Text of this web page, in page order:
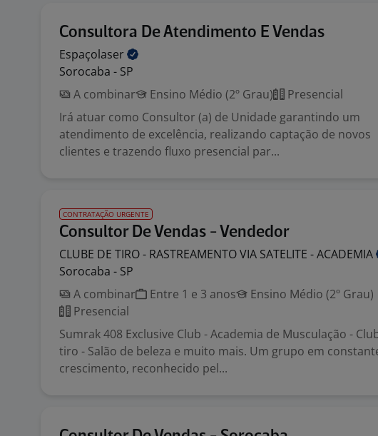
Consultora De Atendimento E Vendas
Espaçolaser
Sorocaba - SP
A combinar
Ensino Médio (2º Grau)
Presencial
Irá atuar como Consultor (a) de Unidade garantindo um
atendimento de excelência, realizando captação de novos
clientes e trazendo fluxo presencial par...
CONTRATAÇÃO URGENTE
Consultor De Vendas - Vendedor
CLUBE DE TIRO - RASTREAMENTO VIA SATELITE -ACADEMIA
Sorocaba - SP
A combinar
Entre 1 e 3 anos
Ensino Médio (2º Grau)
Presencial
Sumrak 408 Exclusive Club - Academia de Musculação -
tiro - Salão de beleza e muito mais. Um grupo em
crescimento, reconhecido pel...